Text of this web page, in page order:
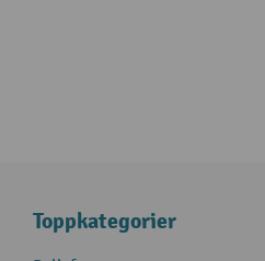
Toppkategorier